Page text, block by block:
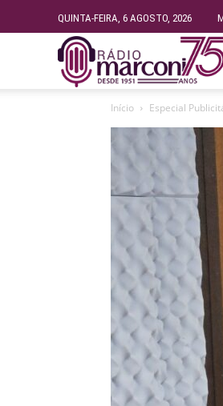
QUINTA-FEIRA, 6 AGOSTO, 2026
Início Especial